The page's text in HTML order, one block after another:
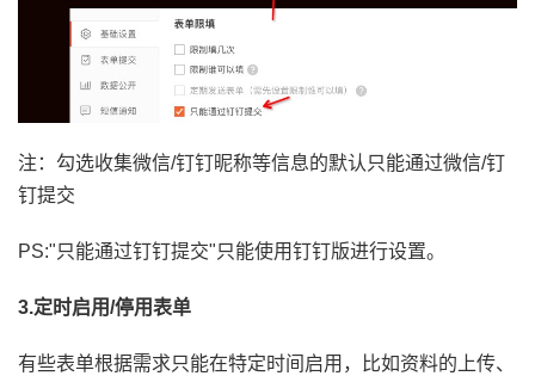
注：勾选收集微信/钉钉昵称等信息的默认只能通过微信/钉
钉提交
PS:"只能通过钉钉提交"只能使用钉钉版进行设置。
3.定时启用/停用表单
有些表单根据需求只能在特定时间启用，比如资料的上传、